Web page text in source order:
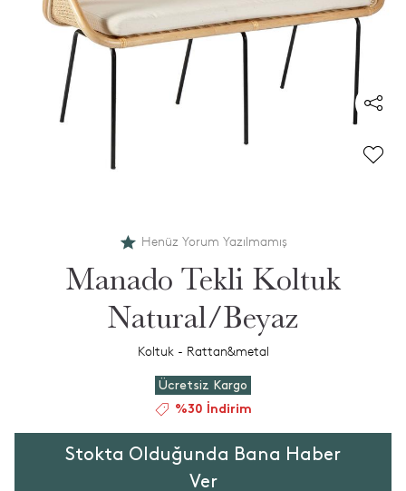
Henüz Yorum Yazılmamış
Manado Tekli Koltuk
Natural/Beyaz
Koltuk - Rattan&metal
Ücretsiz Kargo
%30 İndirim
Stokta Olduğunda Bana Haber
Ver